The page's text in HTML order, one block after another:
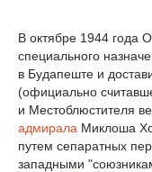
В октябре 1944 года
специального
в Будапеште и
(официально
и Местоблюстителя
адмирала Миклоша
путем сепаратных
западными